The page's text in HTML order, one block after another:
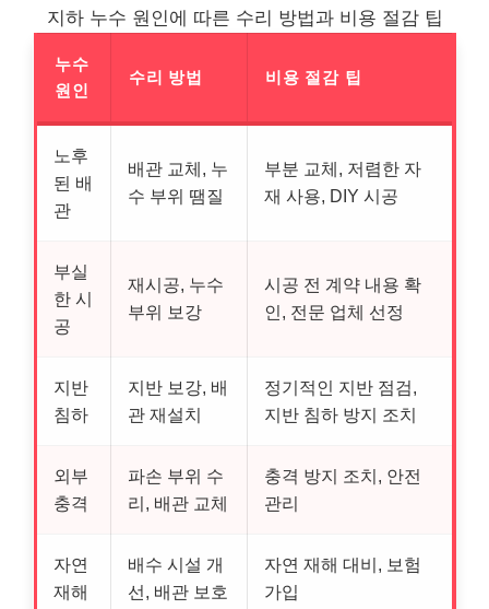
지하 누수 원인에 따른 수리 방법과 비용 절감 팁
누수
원인
수리 방법 비용 절감 팁
노후
된 배
관
배관 교체, 누
수 부위 땜질
부분 교체, 저렴한 자
재 사용, DIY 시공
부실
한 시
공
재시공, 누수
부위 보강
시공 전 계약 내용 확
인, 전문 업체 선정
지반
침하
지반 보강, 배
관 재설치
정기적인 지반 점검,
지반 침하 방지 조치
외부
충격
파손 부위 수
리, 배관 교체
충격 방지 조치, 안전
관리
자연
재해
배수 시설 개
선, 배관 보호
자연 재해 대비, 보험
가입